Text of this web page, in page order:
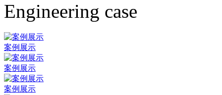
Engineering case
案例展示
案例展示
案例展示